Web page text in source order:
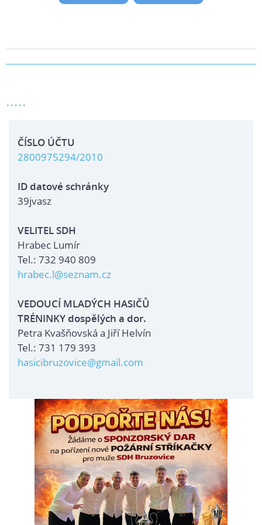
.....
ČÍSLO ÚČTU
2800975294/2010
ID datové schránky
39jvasz
VELITEL SDH
Hrabec Lumír
Tel.: 732 940 809
hrabec.l@seznam.cz
VEDOUCÍ MLADÝCH HASIČŮ
TRÉNINKY dospělých a dor.
Petra Kvašňovská a Jiří Helvín
Tel.: 731 179 393
hasicibruzovice@gmail.com